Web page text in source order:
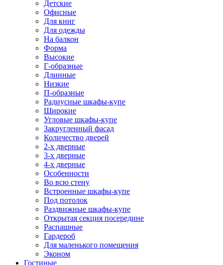
Детские
Офисные
Для книг
Для одежды
На балкон
Форма
Высокие
Г-образные
Длинные
Низкие
П-образные
Радиусные шкафы-купе
Широкие
Угловые шкафы-купе
Закругленный фасад
Количество дверей
2-х дверные
3-х дверные
4-х дверные
Особенности
Во всю стену
Встроенные шкафы-купе
Под потолок
Раздвижные шкафы-купе
Открытая секция посередине
Распашные
Гардероб
Для маленького помещения
Эконом
Гостиные